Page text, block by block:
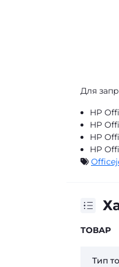
Для
HP
HP
HP
HP
ТОВАР
Тип